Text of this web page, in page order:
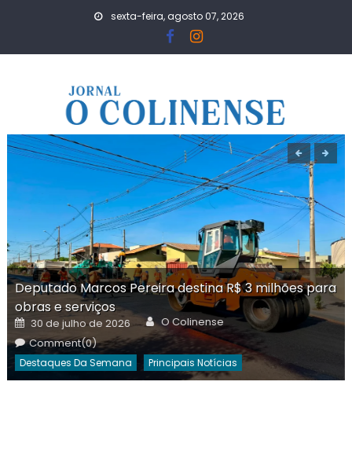
sexta-feira, agosto 07, 2026
Deputado Marcos Pereira destina R$ 3 milhões para
obras e serviços
Posted
on
30 de julho de 2026 Author
O Colinense
Comment(0)
Destaques Da Semana Principais Notícias